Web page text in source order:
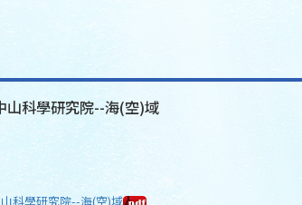
山科學研究院--海(空)域
科學研究院--海(空)域